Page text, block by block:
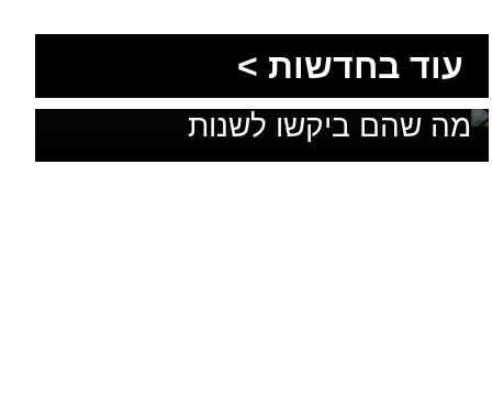
עוד בחדשות >
1,600 מתושבי עומר השתתפו
בגיבוש תוכנית האב לחינוך: זה
מה שהם ביקשו לשנות